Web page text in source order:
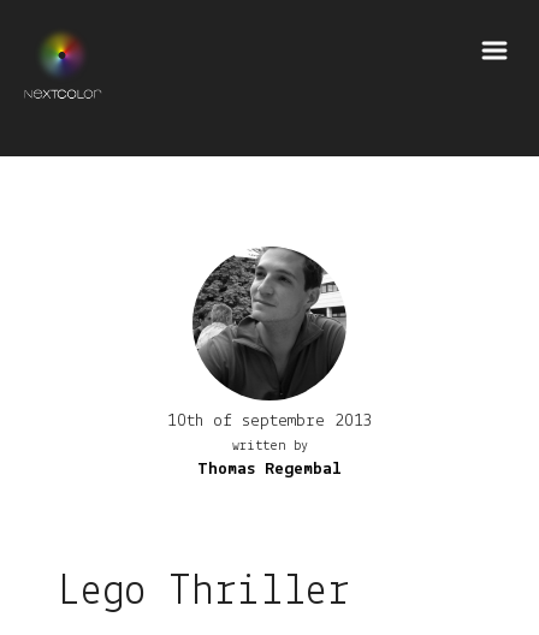
10th of septembre 2013
written by
Thomas Regembal
Lego Thriller